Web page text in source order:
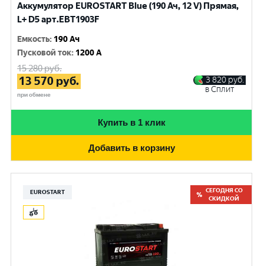
Аккумулятор EUROSTART Blue (190 Ач, 12 V) Прямая,
L+ D5 арт.EBT1903F
Емкость: 190 Ач
Пусковой ток: 1200 A
15 280руб.
13 570 руб.
при обмене
3 820 руб.
в Сплит
Купить в 1 клик
Добавить в корзину
EUROSTART
СЕГОДНЯ СО
СКИДКОЙ